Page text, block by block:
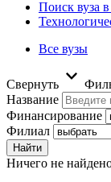
Поиск вуза
Все вузы
Свернуть
Название
Финансирование
Филиал
Ничего не